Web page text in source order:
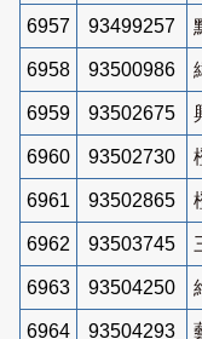
6957 93499257
6958 93500986
6959 93502675
6960 93502730
6961 93502865
6962 93503745
6963 93504250
6964 93504293